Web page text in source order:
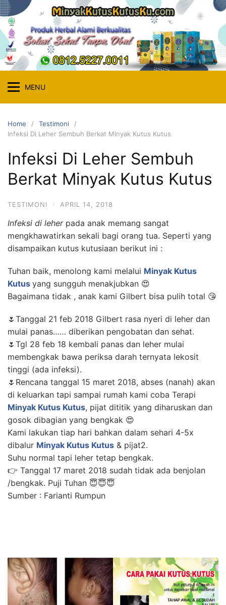
Skip
to
content
MENU
Home
Testimoni
Infeksi Di Leher Sembuh Berkat Minyak Kutus Kutus
Infeksi Di Leher Sembuh
Berkat Minyak Kutus Kutus
TESTIMONI · APRIL 14, 2018
Infeksi di leherpada anak memang sangat
mengkhawatirkan sekali bagi orang tua. Seperti yang
disampaikan kutus kutusiaan berikut ini :
Tuhan baik, menolong kami melalui Minyak Kutus
Kutus yang sungguh menakjubkan 😍
Bagaimana tidak , anak kami Gilbert bisa pulih total 😘
🌷Tanggal 21 feb 2018 Gilbert rasa nyeri di leher dan
mulai panas…… diberikan pengobatan dan sehat.
🌷Tgl 28 feb 18 kembali panas dan leher mulai
membengkak bawa periksa darah ternyata lekosit
tinggi (ada infeksi).
🌷Rencana tanggal 15 maret 2018, abses (nanah) akan
di keluarkan tapi sampai rumah kami coba Terapi
Minyak Kutus Kutus, pijat dititik yang diharuskan dan
gosok dibagian yang bengkak 😍
Kami lakukan tiap hari bahkan dalam sehari 4-5x
dibalur Minyak Kutus Kutus & pijat2.
Suhu normal tapi leher tetap bengkak.
👉 Tanggal 17 maret 2018 sudah tidak ada benjolan
/bengkak. Puji Tuhan 😇😇😇
Sumber : Farianti Rumpun